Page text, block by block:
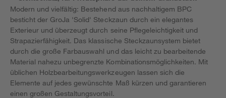
Modern und vielfältig: Bestehend aus nachhaltigem BPC
besticht der GroJa 'Solid' Steckzaun durch ein elegantes
Exterieur und überzeugt durch seine Pflegeleichtigkeit und
Strapazierfähigkeit. Das klassische Steckzaunsystem bietet
durch die große Farbauswahl und das leicht zu bearbeitende
Material nahezu unbegrenzte Kombinationsmöglichkeiten. Mit
üblichen Holzbearbeitungswerkzeugen lassen sich die
Elemente auf jedes gewünschte Maß kürzen und garantieren
einen großen Gestaltungsvorteil.